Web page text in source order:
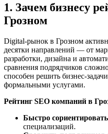
1. Зачем бизнесу
Грозном
Digital-рынок в Грозном
десятки направлений — от
разработки, дизайна и
сравнения подрядчиков
способен решить бизнес-
формальными услугами.
Рейтинг SEO компаний в
Быстро
специализаций.